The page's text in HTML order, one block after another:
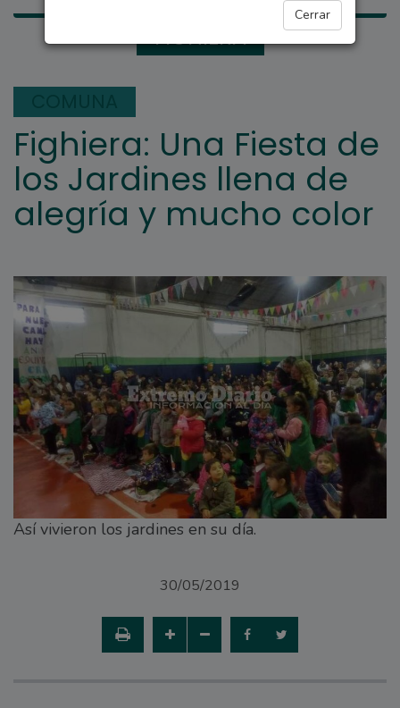
Cerrar
FIGHIERA
Fighiera: Una Fiesta de
los Jardines llena de
alegría y mucho color
Así vivieron los jardines en su día.
30/05/2019